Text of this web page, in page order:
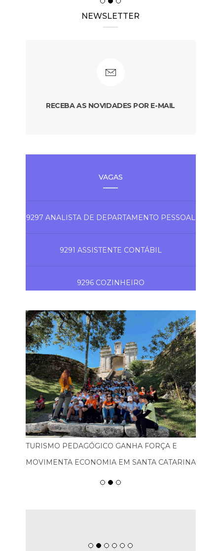
NEWSLETTER
RECEBA AS NOVIDADES POR E-MAIL
VAGAS
9297 ANALISTA DE DEPARTAMENTO PESSOAL
9291 ASSISTENTE CONTÁBIL
9296 COZINHEIRO
TURISMO PEDAGÓGICO GANHA FORÇA E
MOVIMENTA ECONOMIA EM SANTA CATARINA